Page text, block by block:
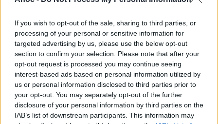
If you wish to opt-out of the sale, sharing to third parties, or
processing of your personal or sensitive information for
targeted advertising by us, please use the below opt-out
section to confirm your selection. Please note that after your
opt-out request is processed you may continue seeing
interest-based ads based on personal information utilized by
us or personal information disclosed to third parties prior to
your opt-out. You may separately opt-out of the further
disclosure of your personal information by third parties on the
IAB’s list of downstream participants. This information may
Montpellier Beach Masters - Tournoi de
Beach Volley
Rendez-vous encore cette année sur le parvis de la
Mairie de Montpellier pour assister à la 19ème édition
du Montpellier Beach Masters, du 30 août au 3
septembre 2023.